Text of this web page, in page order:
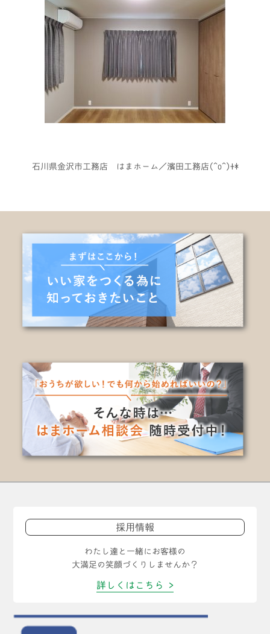
石川県金沢市工務店 はまホーム／濱田工務店(^o^)+*
採用情報
わたし達と一緒にお客様の
大満足の笑顔づくりしませんか？
詳しくはこちら >